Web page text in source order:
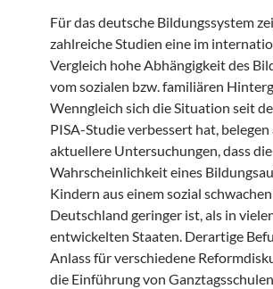
Für das deutsche Bildungssystem
zahlreiche Studien eine im
Vergleich hohe Abhängigkeit des
vom sozialen bzw. familiären
Wenngleich sich die Situation seit
PISA-Studie verbessert hat, belegen
aktuellere Untersuchungen, dass die
Wahrscheinlichkeit eines
Kindern aus einem sozial
Deutschland geringer ist, als in
entwickelten Staaten. Derartige
Anlass für verschiedene
die Einführung von